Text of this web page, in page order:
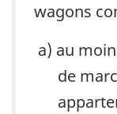
wagons
au
de